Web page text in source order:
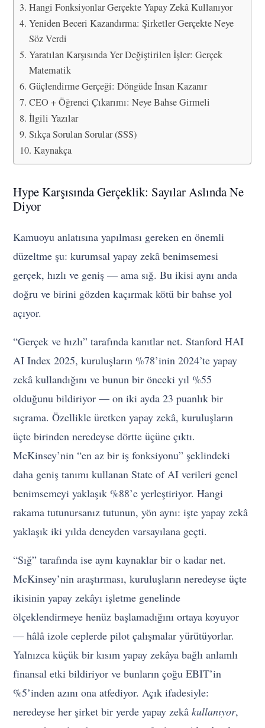
Hangi Fonksiyonlar Gerçekte Yapay Zekâ Kullanıyor
Yeniden Beceri Kazandırma: Şirketler Gerçekte Neye
Söz Verdi
Yaratılan Karşısında Yer Değiştirilen İşler: Gerçek
Matematik
Güçlendirme Gerçeği: Döngüde İnsan Kazanır
CEO + Öğrenci Çıkarımı: Neye Bahse Girmeli
İlgili Yazılar
Sıkça Sorulan Sorular (SSS)
Kaynakça
Hype Karşısında Gerçeklik: Sayılar Aslında Ne
Diyor
Kamuoyu anlatısına yapılması gereken en önemli
düzeltme şu: kurumsal yapay zekâ benimsemesi
gerçek, hızlı ve geniş — ama sığ. Bu ikisi aynı anda
doğru ve birini gözden kaçırmak kötü bir bahse yol
açıyor.
“Gerçek ve hızlı” tarafında kanıtlar net. Stanford HAI
AI Index 2025, kuruluşların %78’inin 2024’te yapay
zekâ kullandığını ve bunun bir önceki yıl %55
olduğunu bildiriyor — on iki ayda 23 puanlık bir
sıçrama. Özellikle üretken yapay zekâ, kuruluşların
üçte birinden neredeyse dörtte üçüne çıktı.
McKinsey’nin “en az bir iş fonksiyonu” şeklindeki
daha geniş tanımı kullanan State of AI verileri genel
benimsemeyi yaklaşık %88’e yerleştiriyor. Hangi
rakama tutunursanız tutunun, yön aynı: işte yapay zekâ
yaklaşık iki yılda deneyden varsayılana geçti.
“Sığ” tarafında ise aynı kaynaklar bir o kadar net.
McKinsey’nin araştırması, kuruluşların neredeyse üçte
ikisinin yapay zekâyı işletme genelinde
ölçeklendirmeye henüz başlamadığını ortaya koyuyor
— hâlâ izole ceplerde pilot çalışmalar yürütüyorlar.
Yalnızca küçük bir kısım yapay zekâya bağlı anlamlı
finansal etki bildiriyor ve bunların çoğu EBIT’in
%5’inden azını ona atfediyor. Açık ifadesiyle:
neredeyse her şirket bir yerde yapay zekâkullanıyor,